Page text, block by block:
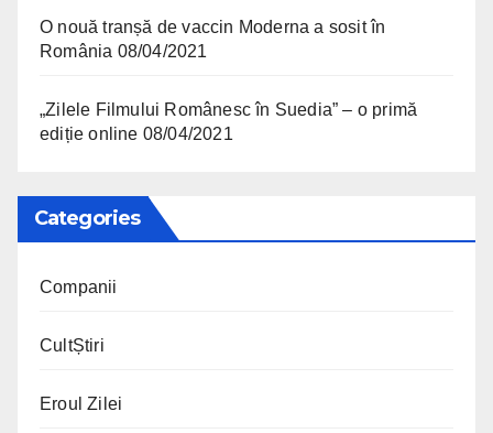
O nouă tranșă de vaccin Moderna a sosit în
România 08/04/2021
„Zilele Filmului Românesc în Suedia” – o primă
ediție online 08/04/2021
Categories
Companii
CultȘtiri
Eroul Zilei